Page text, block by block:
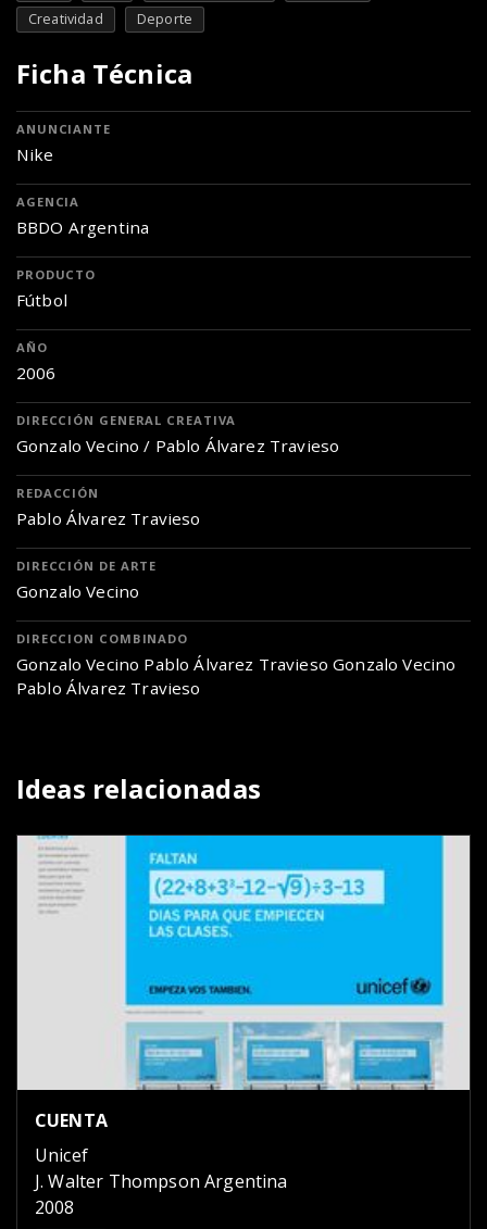
Creatividad
Deporte
Ficha Técnica
ANUNCIANTE
Nike
AGENCIA
BBDO Argentina
PRODUCTO
Fútbol
AÑO
2006
DIRECCIÓN GENERAL CREATIVA
Gonzalo Vecino / Pablo Álvarez Travieso
REDACCIÓN
Pablo Álvarez Travieso
DIRECCIÓN DE ARTE
Gonzalo Vecino
DIRECCION COMBINADO
Gonzalo Vecino Pablo Álvarez Travieso Gonzalo Vecino
Pablo Álvarez Travieso
Ideas relacionadas
CUENTA
Unicef
J. Walter Thompson Argentina
2008